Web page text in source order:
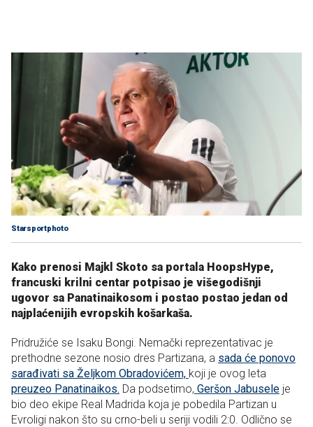
Starsportphoto
Kako prenosi Majkl Skoto sa portala HoopsHype,
francuski krilni centar potpisao je višegodišnji
ugovor sa Panatinaikosom i postao postao jedan od
najplaćenijih evropskih košarkaša.
Pridružiće se Isaku Bongi. Nemački reprezentativac je
prethodne sezone nosio dres Partizana, a sada će ponovo
sarađivati sa Željkom Obradovićem, koji je ovog leta
preuzeo Panatinaikos. Da podsetimo, Geršon Jabusele je
bio deo ekipe Real Madrida koja je pobedila Partizan u
Evroligi nakon što su crno-beli u seriji vodili 2:0. Odlično se